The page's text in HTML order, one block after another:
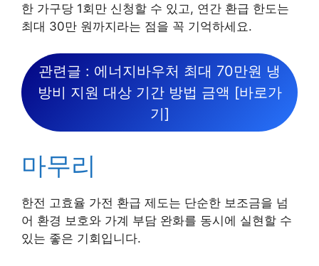
한 가구당 1회만 신청할 수 있고, 연간 환급 한도는
최대 30만 원까지라는 점을 꼭 기억하세요.
관련글 : 에너지바우처 최대 70만원 냉
방비 지원 대상 기간 방법 금액 [바로가
기]
마무리
한전 고효율 가전 환급 제도는 단순한 보조금을 넘
어 환경 보호와 가계 부담 완화를 동시에 실현할 수
있는 좋은 기회입니다.